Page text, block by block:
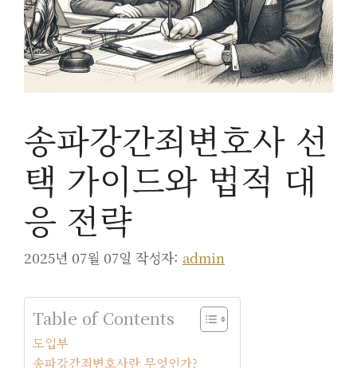
송파강간죄변호사 선
택 가이드와 법적 대
응 전략
2025년 07월 07일 작성자: admin
Table of Contents
도입부
송파강간죄변호사란 무엇인가?